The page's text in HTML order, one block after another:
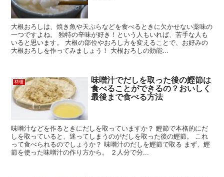
大根おろしは、焼き魚や天ぷらなどを食べるときに欠かせない薬味の
一つですよね。 独特の辛味が好き！という人もいれば、苦手な人も
いると思います。 大根の部位やおろし方を変えることで、お好みの
大根おろしを作ってみましょう！ 大根おろしの効能...
料理
味噌汁でだしを取った後の鰹節は
食べることができるの？おいしく
最後まで食べる方法
味噌汁などを作るときにだしを取っていますか？ 鰹節で本格的にだ
しを取っていると、迷ってしまうのがだしを取った後の鰹節。 これ
って食べられるのでしょうか？ 味噌汁のだしを鰹節で取る まず、鰹
節を使った味噌汁の作り方から。 ２人分で分...